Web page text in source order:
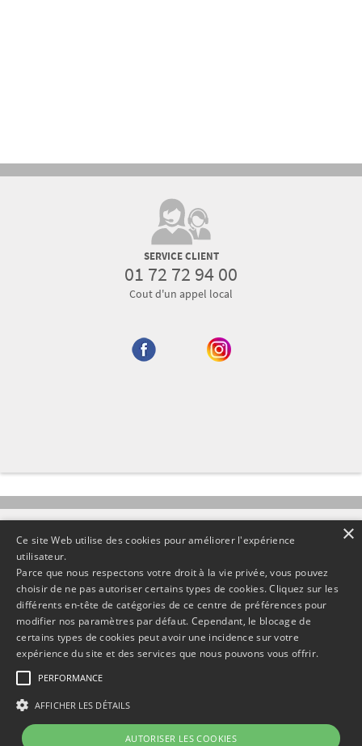
SERVICE CLIENT
01 72 72 94 00
Cout d'un appel local
SERVICE CLIENT
01 72 72 94 00
Cout d'un appel local
×
Ce site Web utilise des cookies pour améliorer l'expérience
utilisateur.
Parce que nous respectons votre droit à la vie privée, vous pouvez
choisir de ne pas autoriser certains types de cookies. Cliquez sur les
différents en-tête de catégories de ce centre de préférences pour
modifier nos paramètres par défaut. Cependant, le blocage de
certains types de cookies peut avoir une incidence sur votre
expérience du site et des services que nous pouvons vous offrir.
PERFORMANCE
AFFICHER LES DÉTAILS
AUTORISER LES COOKIES